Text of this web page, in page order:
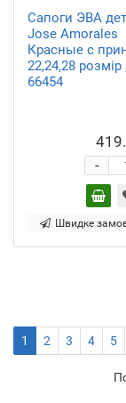
Сапоги ЭВА
Jose Amorales
Красные с
22,24,28 розмір
66454
-
Швидке
1 2 3 4 5